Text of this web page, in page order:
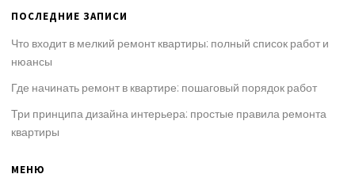
ПОСЛЕДНИЕ ЗАПИСИ
Что входит в мелкий ремонт квартиры: полный список работ и
нюансы
Где начинать ремонт в квартире: пошаговый порядок работ
Три принципа дизайна интерьера: простые правила ремонта
квартиры
МЕНЮ